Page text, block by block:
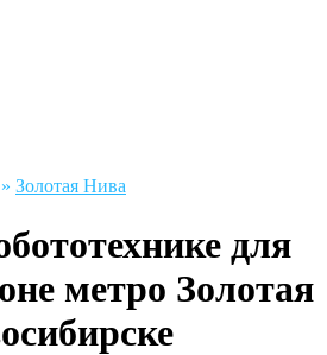
» Золотая Нива
для
метро Золотая